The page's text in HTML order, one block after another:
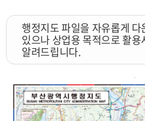
지도 활용
행정지도 파일을 자유롭게
있으나 상업용 목적으로 활
알려드립니다.